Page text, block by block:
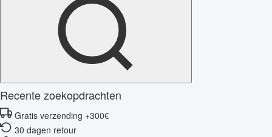
Recente zoekopdrachten
Gratis verzending +300€
30 dagen retour